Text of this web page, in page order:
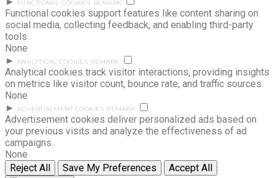
FUNCTIONAL COOKIES REMARK
Functional cookies support features like content sharing on
social media, collecting feedback, and enabling third-party
tools.
None
► ANALYTICAL COOKIES REMARK
Analytical cookies track visitor interactions, providing insights
on metrics like visitor count, bounce rate, and traffic sources.
None
► ADVERTISEMENT COOKIES REMARK
Advertisement cookies deliver personalized ads based on
your previous visits and analyze the effectiveness of ad
campaigns.
None
Reject All
Save My Preferences Accept All